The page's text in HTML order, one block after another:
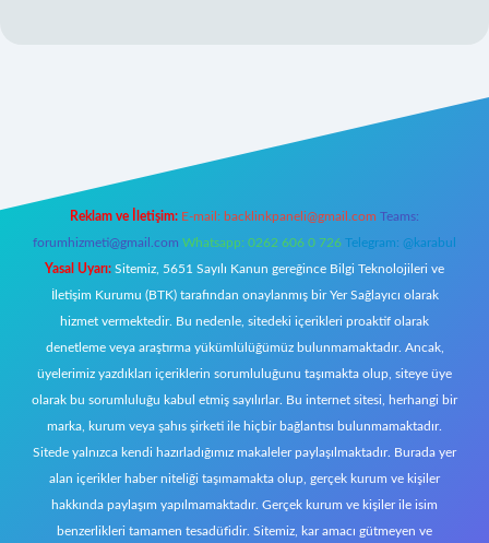
Reklam ve İletişim: E-mail: backlinkpaneli@gmail.com Teams:
forumhizmeti@gmail.com Whatsapp: 0262 606 0 726 Telegram: @karabul
Yasal Uyarı: Sitemiz, 5651 Sayılı Kanun gereğince Bilgi Teknolojileri ve
İletişim Kurumu (BTK) tarafından onaylanmış bir Yer Sağlayıcı olarak
hizmet vermektedir. Bu nedenle, sitedeki içerikleri proaktif olarak
denetleme veya araştırma yükümlülüğümüz bulunmamaktadır. Ancak,
üyelerimiz yazdıkları içeriklerin sorumluluğunu taşımakta olup, siteye üye
olarak bu sorumluluğu kabul etmiş sayılırlar. Bu internet sitesi, herhangi bir
marka, kurum veya şahıs şirketi ile hiçbir bağlantısı bulunmamaktadır.
Sitede yalnızca kendi hazırladığımız makaleler paylaşılmaktadır. Burada yer
alan içerikler haber niteliği taşımamakta olup, gerçek kurum ve kişiler
hakkında paylaşım yapılmamaktadır. Gerçek kurum ve kişiler ile isim
benzerlikleri tamamen tesadüfidir. Sitemiz, kar amacı gütmeyen ve